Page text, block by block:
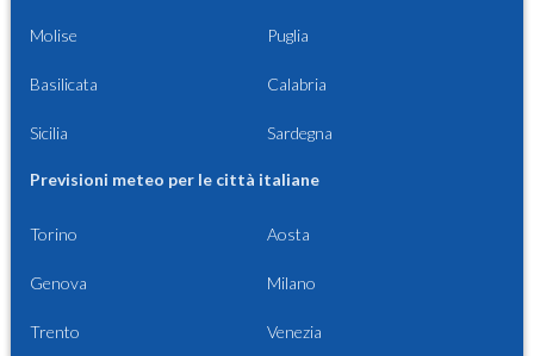
Molise Puglia
Basilicata Calabria
Sicilia Sardegna
Previsioni meteo per le città italiane
Torino Aosta
Genova Milano
Trento Venezia